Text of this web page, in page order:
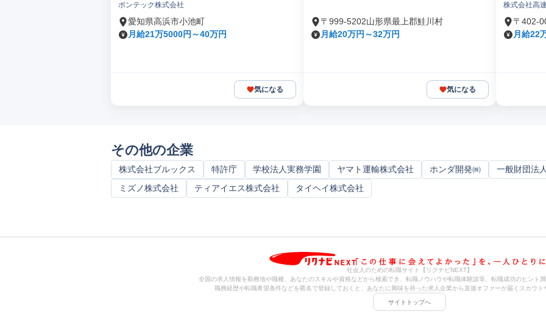
ポンテック株式会社
愛知県高浜市小池町
月給21万5000円～40万円
気になる
〒999-5202山形県最上郡鮭川村
月給20万円～32万円
気になる
株式会社高
〒402-
月給22
その他の企業
株式会社ブルックス 特許庁 学校法人実務学園 ヤマト運輸株式会社 ホンダ開発㈱
一般財団法
ミズノ株式会社
ティアイエス株式会社 タイヘイ株式会社
社会人のための転職サイト【リクナビNEXT】
全国の求人情報を勤務地や職種、あなたのスキルや資格などから検索でき、転職ノウハウや転職体験談等、転職成功のヒント
職務経歴や転職希望条件などを匿名で登録しておくと、あなたに興味を持った求人企業から直接オファーが届くスカウト
サイトトップへ